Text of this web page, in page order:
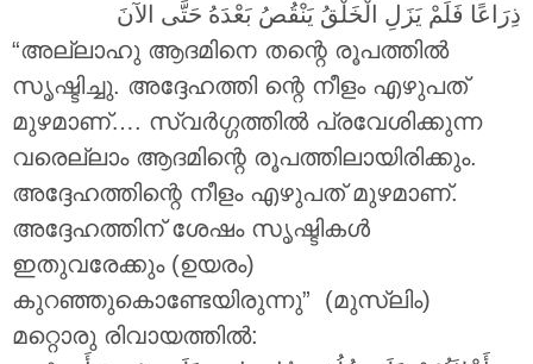
ذِرَاعًا فَلَمْ يَزَلِ الْخَلْقُ يَنْقُصُ بَعْدَهُ حَتَّى الآنَ
“അല്ലാഹു ആദമിനെ തന്റെ രൂപത്തിൽ
സൃഷ്ടിച്ചു. അദ്ദേഹത്തി ന്റെ നീളം എഴുപത്
മുഴമാണ്…. സ്വർഗ്ഗത്തിൽ പ്രവേശിക്കുന്ന
വരെല്ലാം ആദമിന്റെ രൂപത്തിലായിരിക്കും.
അദ്ദേഹത്തിന്റെ നീളം എഴുപത് മുഴമാണ്.
അദ്ദേഹത്തിന് ശേഷം സൃഷ്ടികൾ
ഇതുവരേക്കും (ഉയരം)
കുറഞ്ഞുകൊണ്ടേയിരുന്നു” (മുസ്ലിം)
മറ്റൊരു രിവായത്തിൽ: